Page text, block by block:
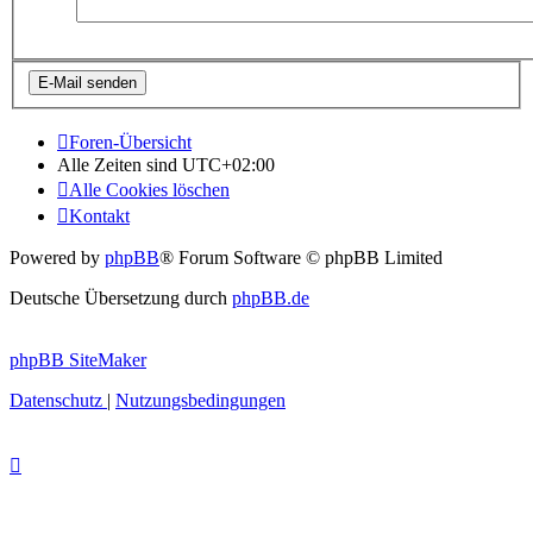
Foren-Übersicht
Alle Zeiten sind UTC+02:00
Alle Cookies löschen
Kontakt
Powered by phpBB® Forum Software © phpBB Limited
Deutsche Übersetzung durch phpBB.de
phpBB SiteMaker
Datenschutz | Nutzungsbedingungen